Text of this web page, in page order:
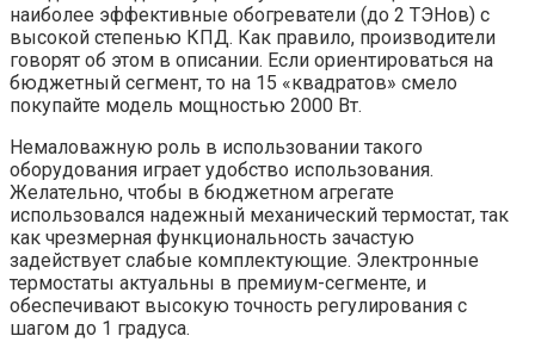
наиболее эффективные обогреватели (до 2 ТЭНов) с
высокой степенью КПД. Как правило, производители
говорят об этом в описании. Если ориентироваться на
бюджетный сегмент, то на 15 «квадратов» смело
покупайте модель мощностью 2000 Вт.
Немаловажную роль в использовании такого
оборудования играет удобство использования.
Желательно, чтобы в бюджетном агрегате
использовался надежный механический термостат, так
как чрезмерная функциональность зачастую
задействует слабые комплектующие. Электронные
термостаты актуальны в премиум-сегменте, и
обеспечивают высокую точность регулирования с
шагом до 1 градуса.